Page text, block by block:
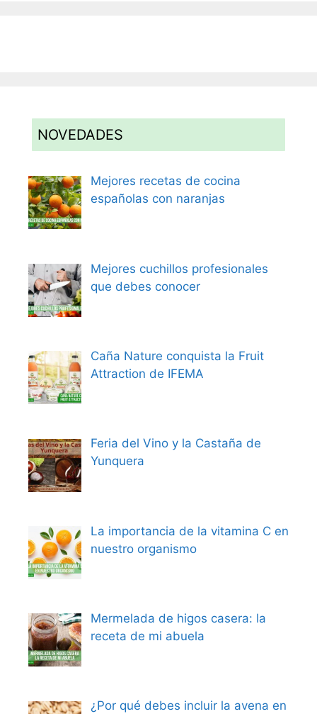
NOVEDADES
Mejores recetas de cocina
españolas con naranjas
Mejores cuchillos profesionales
que debes conocer
Caña Nature conquista la Fruit
Attraction de IFEMA
Feria del Vino y la Castaña de
Yunquera
La importancia de la vitamina C en
nuestro organismo
Mermelada de higos casera: la
receta de mi abuela
¿Por qué debes incluir la avena en